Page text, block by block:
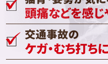
頭痛などを感
交通事故の
ケガ・むち打ち